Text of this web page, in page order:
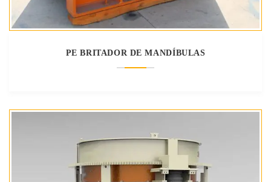
PE BRITADOR DE MANDÍBULAS